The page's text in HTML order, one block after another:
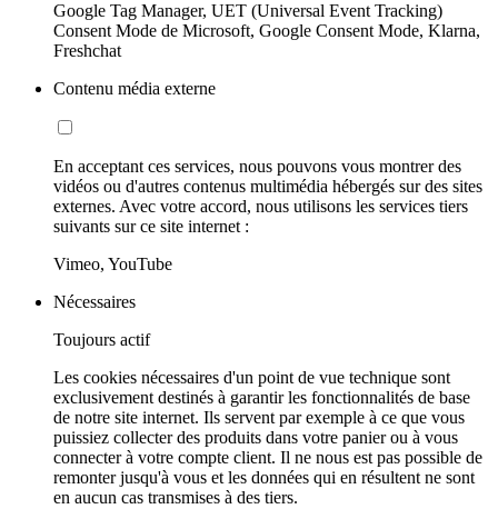
Google Tag Manager, UET (Universal Event Tracking)
Consent Mode de Microsoft, Google Consent Mode, Klarna,
Freshchat
Contenu média externe
En acceptant ces services, nous pouvons vous montrer des
vidéos ou d'autres contenus multimédia hébergés sur des sites
externes. Avec votre accord, nous utilisons les services tiers
suivants sur ce site internet :
Vimeo, YouTube
Nécessaires
Toujours actif
Les cookies nécessaires d'un point de vue technique sont
exclusivement destinés à garantir les fonctionnalités de base
de notre site internet. Ils servent par exemple à ce que vous
puissiez collecter des produits dans votre panier ou à vous
connecter à votre compte client. Il ne nous est pas possible de
remonter jusqu'à vous et les données qui en résultent ne sont
en aucun cas transmises à des tiers.